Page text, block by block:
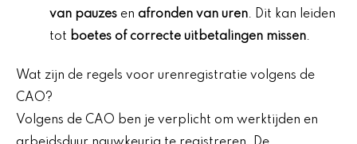
van pauzes en afronden van uren. Dit kan leiden
tot boetes of correcte uitbetalingen missen.
Wat zijn de regels voor urenregistratie volgens de
CAO?
Volgens de CAO ben je verplicht om werktijden en